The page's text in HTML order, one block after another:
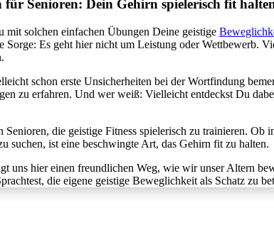
für Senioren: Dein Gehirn spielerisch fit
mit solchen einfachen Übungen Deine geistige
Sorge: Es geht hier nicht um Leistung oder Wettbewerb.
schon erste Unsicherheiten bei der Wortfindung
zu erfahren. Und wer weiß: Vielleicht entdeckst Du
Senioren, die geistige Fitness spielerisch zu trainieren.
suchen, ist eine beschwingte Art, das Gehirn fit zu halten.
uns hier einen freundlichen Weg, wie wir unser Altern
die eigene geistige Beweglichkeit als Schatz zu